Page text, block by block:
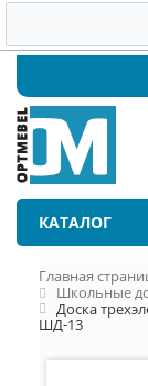
КАТАЛОГ
Главная
Школьные
Доска
ШД-13